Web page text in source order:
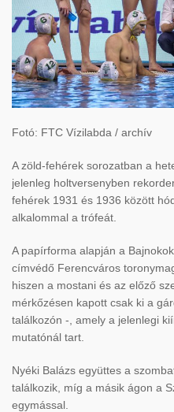
Fotó: FTC Vízilabda / archív
A zöld-fehérek sorozatban a
jelenleg holtversenyben
fehérek 1931 és 1936 között
alkalommal a trófeát.
A papírforma alapján a
címvédő Ferencváros
hiszen a mostani és az előző
mérkőzésen kapott csak ki a
találkozón -, amely a jelenlegi
mutatónál tart.
Nyéki Balázs együttes a
találkozik, míg a másik ágon a
egymással.